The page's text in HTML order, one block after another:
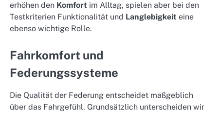
erhöhen den Komfort im Alltag, spielen aber bei den
Testkriterien Funktionalität und Langlebigkeit eine
ebenso wichtige Rolle.
Fahrkomfort und
Federungssysteme
Die Qualität der Federung entscheidet maßgeblich
über das Fahrgefühl. Grundsätzlich unterscheiden wir